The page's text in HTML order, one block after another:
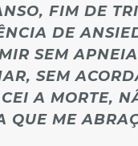
FIM DE
DE
SEM
SEM
A MORTE,
QUE ME